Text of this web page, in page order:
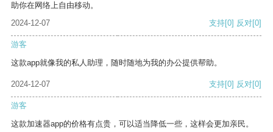
助你在网络上自由移动。
2024-12-07
支持[0] 反对[0]
游客
这款app就像我的私人助理，随时随地为我的办公提供帮助。
2024-12-07 支持[0] 反对[0]
游客
这款加速器app的价格有点贵，可以适当降低一些，这样会更加亲民。